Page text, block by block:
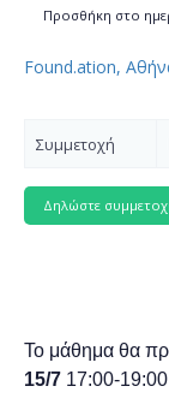
Προσθήκη στο
Found.ation,
Συμμετοχή
Το μάθημα θα
15/7 17:00-19:00